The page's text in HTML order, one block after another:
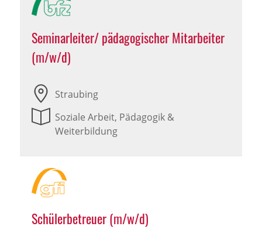
Seminarleiter/ pädagogischer Mitarbeiter
(m/w/d)
Straubing
Soziale Arbeit, Pädagogik &
Weiterbildung
Schülerbetreuer (m/w/d)